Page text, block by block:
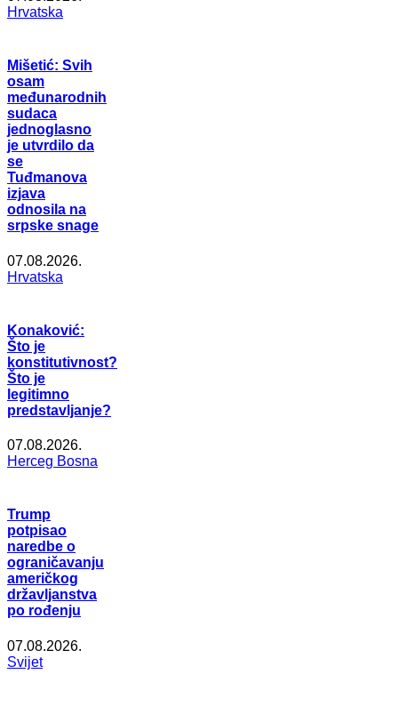
Hrvatska
Mišetić: Svih
osam
međunarodnih
sudaca
jednoglasno
je utvrdilo da
se
Tuđmanova
izjava
odnosila na
srpske snage
07.08.2026.
Hrvatska
Konaković:
Što je
konstitutivnost?
Što je
legitimno
predstavljanje?
07.08.2026.
Herceg Bosna
Trump
potpisao
naredbe o
ograničavanju
američkog
državljanstva
po rođenju
07.08.2026.
Svijet